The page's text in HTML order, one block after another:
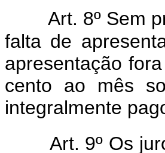
Art. 8º Sem
falta de
apresentação
cento ao mês
integralmente
Art. 9º Os